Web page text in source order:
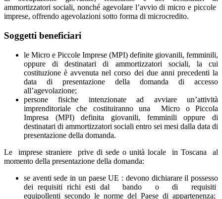
ammortizzatori sociali, nonché agevolare l’avvio di micro e piccole
imprese, offrendo agevolazioni sotto forma di microcredito.
Soggetti beneficiari
le Micro e Piccole Imprese (MPI) definite giovanili, femminili,
oppure di destinatari di ammortizzatori sociali, la cui
costituzione è avvenuta nel corso dei due anni precedenti la
data di presentazione della domanda di accesso
all’agevolazione;
persone fisiche intenzionate ad avviare un’attività
imprenditoriale che costituiranno una Micro o Piccola
Impresa (MPI) definita giovanili, femminili oppure di
destinatari di ammortizzatori sociali entro sei mesi dalla data di
presentazione della domanda.
Le imprese straniere prive di sede o unità locale in Toscana al
momento della presentazione della domanda:
se aventi sede in un paese UE : devono dichiarare il possesso
dei requisiti richi esti dal bando o di requisiti
equipollenti secondo le norme del Paese di appartenenza;